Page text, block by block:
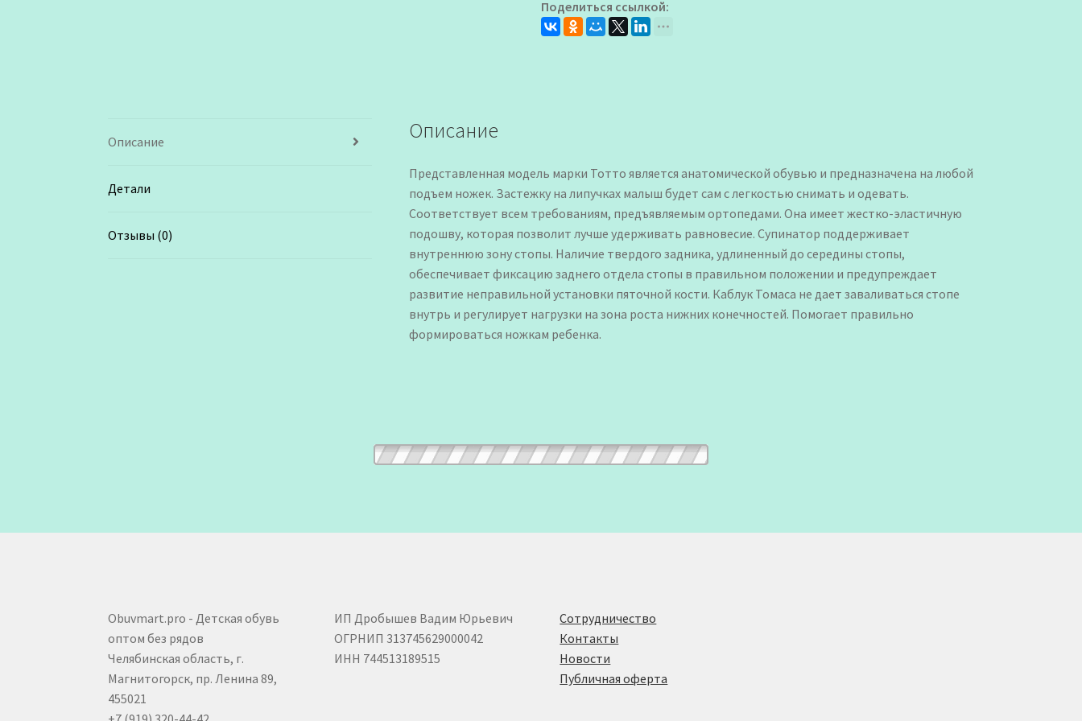
для
Девочки
Поделиться ссылкой:
Описание
Детали
Отзывы (0)
Описание
Представленная модель марки Тотто является анатомической обувью и предназначена на любой
подъем ножек. Застежку на липучках малыш будет сам с легкостью снимать и одевать.
Соответствует всем требованиям, предъявляемым ортопедами. Она имеет жестко-эластичную
подошву, которая позволит лучше удерживать равновесие. Супинатор поддерживает
внутреннюю зону стопы. Наличие твердого задника, удлиненный до середины стопы,
обеспечивает фиксацию заднего отдела стопы в правильном положении и предупреждает
развитие неправильной установки пяточной кости. Каблук Томаса не дает заваливаться стопе
внутрь и регулирует нагрузки на зона роста нижних конечностей. Помогает правильно
формироваться ножкам ребенка.
Obuvmart.pro - Детская обувь
оптом без рядов
Челябинская область, г.
Магнитогорск, пр. Ленина 89,
455021
ИП Дробышев Вадим Юрьевич
ОГРНИП 313745629000042
ИНН 744513189515
Сотрудничество
Контакты
Новости
Публичная оферта